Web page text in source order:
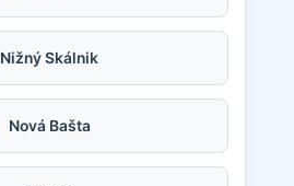
Nižný Skálnik
Nová Bašta